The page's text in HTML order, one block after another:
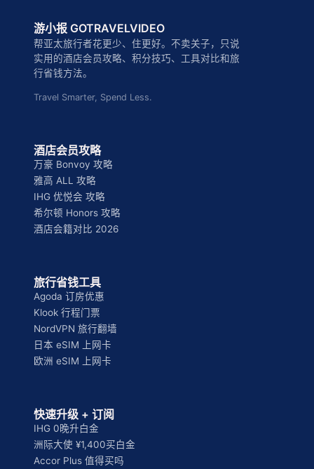
游小报 GOTRAVELVIDEO
帮亚太旅行者花更少、住更好。不卖关子，只说
实用的酒店会员攻略、积分技巧、工具对比和旅
行省钱方法。
Travel Smarter, Spend Less.
酒店会员攻略
万豪 Bonvoy 攻略
雅高 ALL 攻略
IHG 优悦会 攻略
希尔顿 Honors 攻略
酒店会籍对比 2026
旅行省钱工具
Agoda 订房优惠
Klook 行程门票
NordVPN 旅行翻墙
日本 eSIM 上网卡
欧洲 eSIM 上网卡
快速升级 + 订阅
IHG 0晚升白金
洲际大使 ¥1,400买白金
Accor Plus 值得买吗